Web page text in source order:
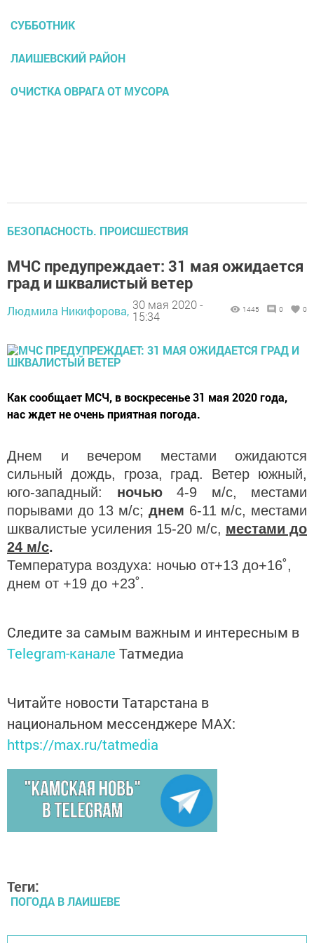
СУББОТНИК
ЛАИШЕВСКИЙ РАЙОН
ОЧИСТКА ОВРАГА ОТ МУСОРА
БЕЗОПАСНОСТЬ. ПРОИСШЕСТВИЯ
МЧС предупреждает: 31 мая ожидается
град и шквалистый ветер
Людмила Никифорова, 30 мая 2020 -
15:34
1445 0 0
Как сообщает МСЧ, в воскресенье 31 мая 2020 года,
нас ждет не очень приятная погода.
Днем и вечером местами ожидаются
сильный дождь, гроза, град. Ветер южный,
юго-западный: ночью4-9 м/c, местами
порывами до 13 м/с; днем 6-11 м/c, местами
шквалистые усиления 15-20 м/с, местами до
24 м/c.
Температура воздуха: ночью от+13 до+16˚,
днем от +19 до +23˚.
Следите за самым важным и интересным в
Telegram-канале Татмедиа
Читайте новости Татарстана в
национальном мессенджере MАХ:
https://max.ru/tatmedia
Теги:
ПОГОДА В ЛАИШЕВЕ